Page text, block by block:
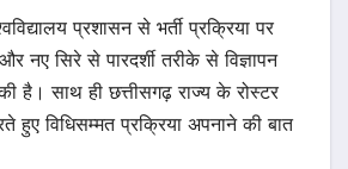
प्रशासन से भर्ती प्रक्रिया पर
नए सिरे से पारदर्शी तरीके से विज्ञापन
है। साथ ही छत्तीसगढ़ राज्य के रोस्टर
हुए विधिसम्मत प्रक्रिया अपनाने की बात